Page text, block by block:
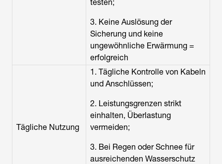
testen;
3. Keine Auslösung der
Sicherung und keine
ungewöhnliche Erwärmung =
erfolgreich
Tägliche Nutzung
1. Tägliche Kontrolle von Kabeln
und Anschlüssen;
2. Leistungsgrenzen strikt
einhalten, Überlastung
vermeiden;
3. Bei Regen oder Schnee für
ausreichenden Wasserschutz